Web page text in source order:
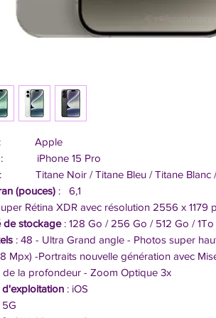
Apple
iPhone 15 Pro
Titane Noir / Titane Bleu / Titane Blanc /
(pouces) : 6,1
Rétina XDR avec résolution 2556 x 1179
de stockage : 128 Go / 256 Go / 512 Go / 1To
: 48 - Ultra Grand angle - Photos super
Mpx) -Portraits nouvelle génération avec
de la profondeur - Zoom Optique 3x
d'exploitation : iOS
5G